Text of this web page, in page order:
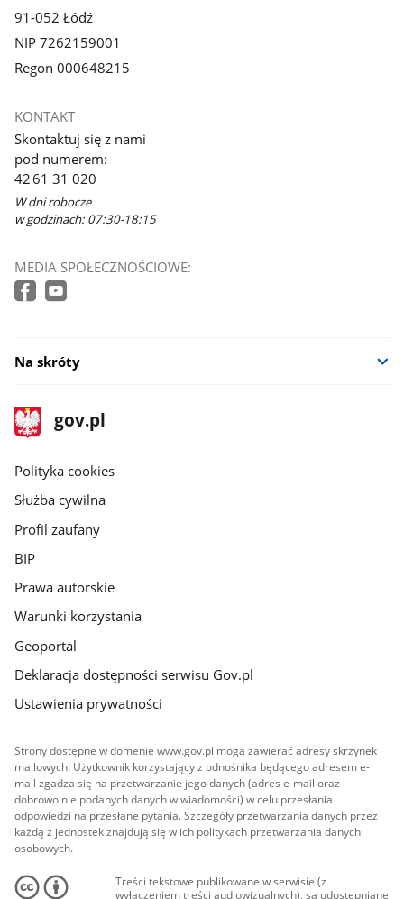
91-052 Łódź
NIP 7262159001
Regon 000648215
KONTAKT
Skontaktuj się z nami
pod numerem:
42 61 31 020
W dni robocze
w godzinach: 07:30-18:15
MEDIA SPOŁECZNOŚCIOWE:
Na skróty
stopka
gov.pl
Strona
gov.pl
gov.pl
Polityka cookies
Służba cywilna
Profil zaufany
BIP
Prawa autorskie
Warunki korzystania
Geoportal
Deklaracja dostępności serwisu Gov.pl
Ustawienia prywatności
Strony dostępne w domenie www.gov.pl mogą zawierać adresy skrzynek
mailowych. Użytkownik korzystający z odnośnika będącego adresem e-
mail zgadza się na przetwarzanie jego danych (adres e-mail oraz
dobrowolnie podanych danych w wiadomości) w celu przesłania
odpowiedzi na przesłane pytania. Szczegóły przetwarzania danych przez
każdą z jednostek znajdują się w ich politykach przetwarzania danych
osobowych.
Treści tekstowe publikowane w serwisie (z
wyłączeniem treści audiowizualnych), są udostępniane